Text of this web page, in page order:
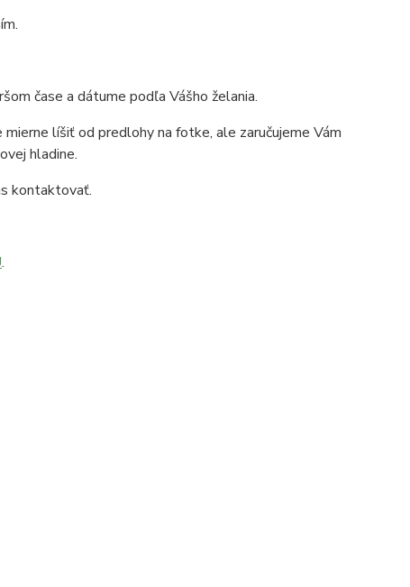
čase a dátume podľa Vášho želania.
líšiť od predlohy na fotke, ale zaručujeme Vám
hladine.
kontaktovať.
.